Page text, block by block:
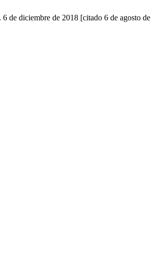
de diciembre de 2018 [citado 6 de agosto de